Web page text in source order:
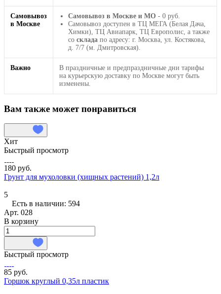
Самовывоз
в Москве
Самовывоз в Москве и МО - 0 руб.
Самовывоз доступен в ТЦ МЕГА (Белая Дача,
Химки), ТЦ Авиапарк, ТЦ Европолис, а также
со склада по адресу: г. Москва, ул. Костякова,
д. 7/7 (м. Дмитровская).
Важно
В праздничные и предпраздничные дни тарифы
на курьерскую доставку по Москве могут быть
изменены.
Вам также может понравиться
Хит
Быстрый просмотр
180 руб.
Грунт для мухоловки (хищных растений) 1,2л
5
Есть в наличии: 594
Арт. 028
В корзину
Быстрый просмотр
85 руб.
Горшок круглый 0,35л пластик